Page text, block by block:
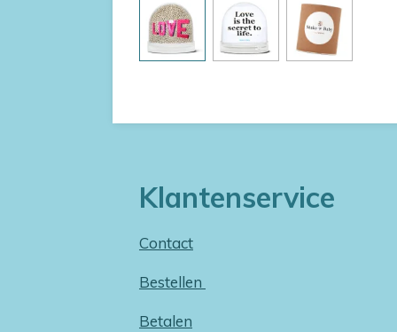
Klantenservice
Contact
Bestellen
Betalen